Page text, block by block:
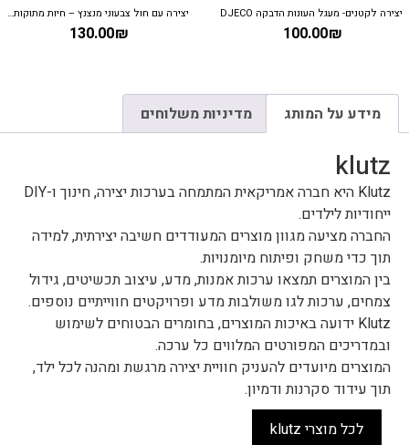
יצירה לקטנים- מעגל העונות הדבקה DJECO
100.00₪
יצירה עם חול צבעוני מנצנץ – חיות מתוקות DJECO
130.00₪
מידע על המותג מדיניות משלוחים
klutz
Klutz היא חברה אמריקאית המתמחה בערכות יצירה, חינוך ו-DIY
ייחודיות לילדים.
החברה מציעה מגוון מוצרים המעודדים חשיבה יצירתית, למידה
תוך כדי משחק ופיתוח מיומנויות.
בין המוצרים תמצאו ערכות אמנות, מדע, עיצוב תכשיטים, גידול
צמחים, ערכות לגו משולבות מדע ופרויקטים חווייתיים נוספים.
Klutz ידועה באיכות המוצרים, בחומרים הבטוחים לשימוש
ובמדריכים המפורטים המלווים כל ערכה.
המוצרים מיועדים להעניק חוויית יצירה מרגשת ומהנה לכל ילד,
תוך עידוד סקרנות ודמיון.
לכל מוצרי klutz